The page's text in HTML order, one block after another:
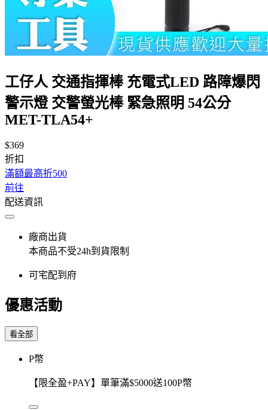
工仔人 交通指揮棒 充電式LED 路障爆閃
警示燈 交警螢光棒 緊急照明 54公分
MET-TLA54+
$369
折扣
滿額最高折500
前往
配送資訊
廠商出貨
本商品不受24h到貨限制
可宅配到府
優惠活動
看全部
P幣
【限全盈+PAY】單筆滿$5000送100P幣